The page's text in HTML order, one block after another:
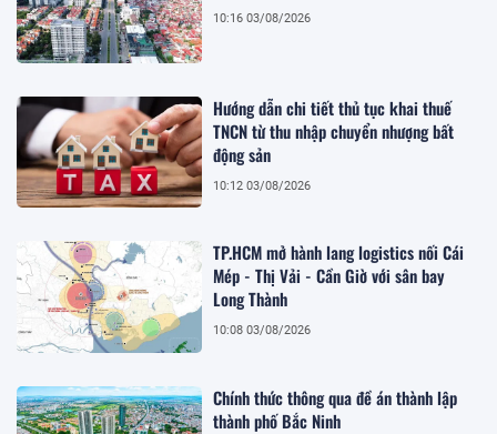
10:16 03/08/2026
Hướng dẫn chi tiết thủ tục khai thuế
TNCN từ thu nhập chuyển nhượng bất
động sản
10:12 03/08/2026
TP.HCM mở hành lang logistics nối Cái
Mép - Thị Vải - Cần Giờ với sân bay
Long Thành
10:08 03/08/2026
Chính thức thông qua đề án thành lập
thành phố Bắc Ninh